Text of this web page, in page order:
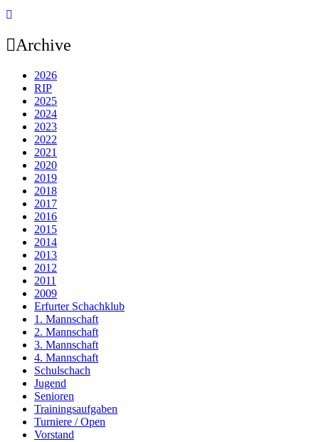
Archive
2026
RIP
2025
2024
2023
2022
2021
2020
2019
2018
2017
2016
2015
2014
2013
2012
2011
2009
Erfurter Schachklub
1. Mannschaft
2. Mannschaft
3. Mannschaft
4. Mannschaft
Schulschach
Jugend
Senioren
Trainingsaufgaben
Turniere / Open
Vorstand